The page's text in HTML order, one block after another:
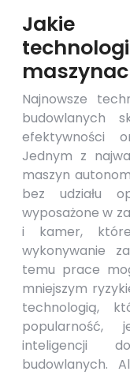
Jakie
Najnowsze
budowlanych
efektywności
Jednym z
maszyn
bez udziału
wyposażone w
i kamer,
wykonywanie
temu prace
mniejszym
technologią,
popularność,
inteligencji
budowlanych.